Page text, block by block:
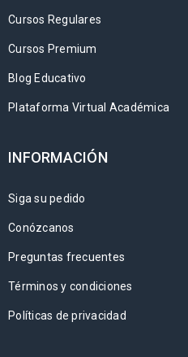
Cursos Regulares
Cursos Premium
Blog Educativo
Plataforma Virtual Académica
INFORMACIÓN
Siga su pedido
Conózcanos
Preguntas frecuentes
Términos y condiciones
Políticas de privacidad